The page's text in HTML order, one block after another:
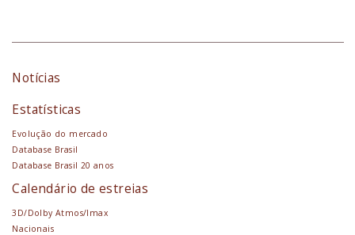
Notícias
Estatísticas
Evolução do mercado
Database Brasil
Database Brasil 20 anos
Calendário de estreias
3D/Dolby Atmos/Imax
Nacionais